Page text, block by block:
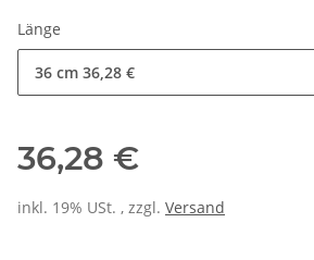
Länge
36 cm 36,28 €
36,28 €
inkl. 19% USt. , zzgl. Versand